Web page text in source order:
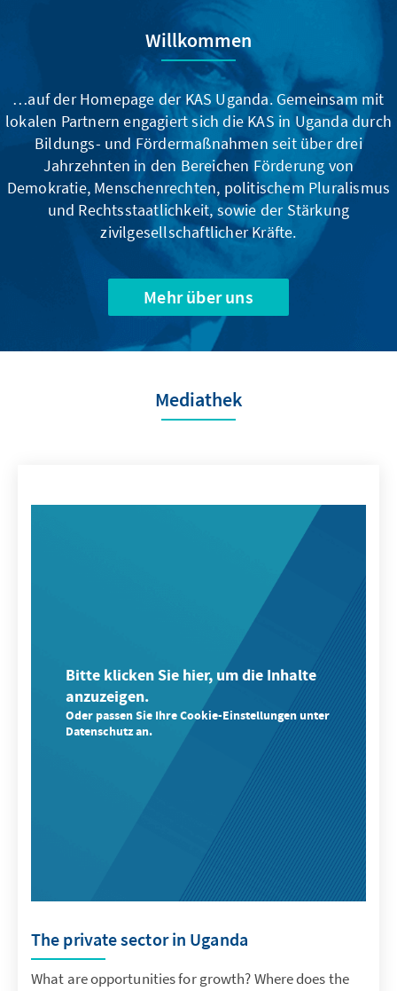
Willkommen
…auf der Homepage der KAS Uganda. Gemeinsam mit
lokalen Partnern engagiert sich die KAS in Uganda durch
Bildungs- und Fördermaßnahmen seit über drei
Jahrzehnten in den Bereichen Förderung von
Demokratie, Menschenrechten, politischem Pluralismus
und Rechtsstaatlichkeit, sowie der Stärkung
zivilgesellschaftlicher Kräfte.
Mehr über uns
Mediathek
Bitte klicken Sie hier, um die Inhalte
anzuzeigen.
Oder passen Sie Ihre Cookie-Einstellungen unter
Datenschutz an.
The private sector in Uganda
What are opportunities for growth? Where does the